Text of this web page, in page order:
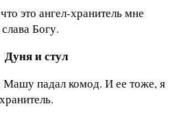
это ангел-хранитель мне
Богу.
Дуня и стул
падал комод. И ее тоже, я